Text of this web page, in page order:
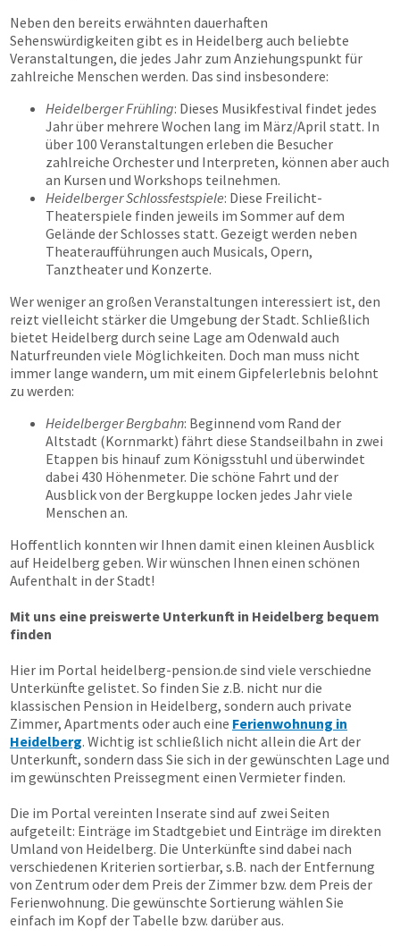
Neben den bereits erwähnten dauerhaften
Sehenswürdigkeiten gibt es in Heidelberg auch beliebte
Veranstaltungen, die jedes Jahr zum Anziehungspunkt für
zahlreiche Menschen werden. Das sind insbesondere:
Heidelberger Frühling: Dieses Musikfestival findet jedes
Jahr über mehrere Wochen lang im März/April statt. In
über 100 Veranstaltungen erleben die Besucher
zahlreiche Orchester und Interpreten, können aber auch
an Kursen und Workshops teilnehmen.
Heidelberger Schlossfestspiele: Diese Freilicht-
Theaterspiele finden jeweils im Sommer auf dem
Gelände der Schlosses statt. Gezeigt werden neben
Theateraufführungen auch Musicals, Opern,
Tanztheater und Konzerte.
Wer weniger an großen Veranstaltungen interessiert ist, den
reizt vielleicht stärker die Umgebung der Stadt. Schließlich
bietet Heidelberg durch seine Lage am Odenwald auch
Naturfreunden viele Möglichkeiten. Doch man muss nicht
immer lange wandern, um mit einem Gipfelerlebnis belohnt
zu werden:
Heidelberger Bergbahn: Beginnend vom Rand der
Altstadt (Kornmarkt) fährt diese Standseilbahn in zwei
Etappen bis hinauf zum Königsstuhl und überwindet
dabei 430 Höhenmeter. Die schöne Fahrt und der
Ausblick von der Bergkuppe locken jedes Jahr viele
Menschen an.
Hoffentlich konnten wir Ihnen damit einen kleinen Ausblick
auf Heidelberg geben. Wir wünschen Ihnen einen schönen
Aufenthalt in der Stadt!
Mit uns eine preiswerte Unterkunft in Heidelberg bequem
finden
Hier im Portal heidelberg-pension.de sind viele verschiedne
Unterkünfte gelistet. So finden Sie z.B. nicht nur die
klassischen Pension in Heidelberg, sondern auch private
Zimmer, Apartments oder auch eine Ferienwohnung in
Heidelberg. Wichtig ist schließlich nicht allein die Art der
Unterkunft, sondern dass Sie sich in der gewünschten Lage und
im gewünschten Preissegment einen Vermieter finden.
Die im Portal vereinten Inserate sind auf zwei Seiten
aufgeteilt: Einträge im Stadtgebiet und Einträge im direkten
Umland von Heidelberg. Die Unterkünfte sind dabei nach
verschiedenen Kriterien sortierbar, s.B. nach der Entfernung
von Zentrum oder dem Preis der Zimmer bzw. dem Preis der
Ferienwohnung. Die gewünschte Sortierung wählen Sie
einfach im Kopf der Tabelle bzw. darüber aus.